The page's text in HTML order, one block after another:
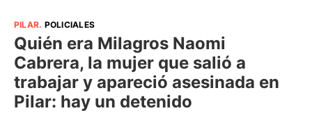
PILAR. POLICIALES
Quién era Milagros Naomi
Cabrera, la mujer que salió a
trabajar y apareció asesinada en
Pilar: hay un detenido